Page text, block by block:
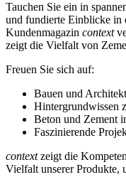
Tauchen Sie ein in
und fundierte Einblicke in
Kundenmagazin context
zeigt die Vielfalt von
Freuen Sie sich auf:
Bauen und
Hintergrundwissen
Beton und Zement
Faszinierende
contextzeigt die
Vielfalt unserer Produkte,